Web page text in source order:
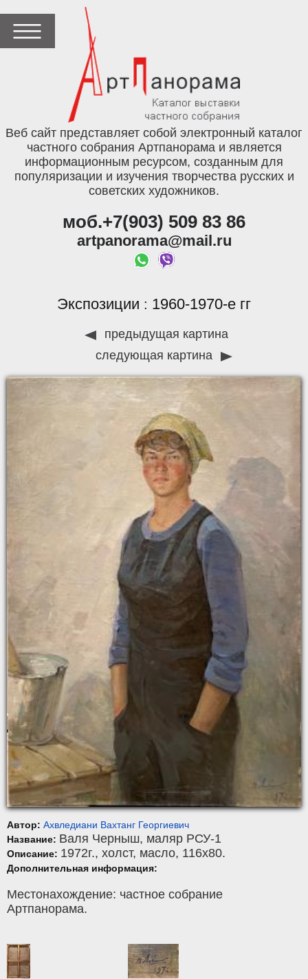
Веб сайт представляет собой электронный каталог
частного собрания Артпанорама и является
информационным ресурсом, созданным для
популяризации и изучения творчества русских и
советских художников.
моб.+7(903) 509 83 86
artpanorama@mail.ru
Экспозиции : 1960-1970-е гг
предыдущая картина
следующая картина
Автор: Ахвледиани Вахтанг Георгиевич
Название: Валя Черныш, маляр РСУ-1
Описание: 1972г., холст, масло, 116x80.
Дополнительная информация:
Местонахождение: частное собрание
Артпанорама.